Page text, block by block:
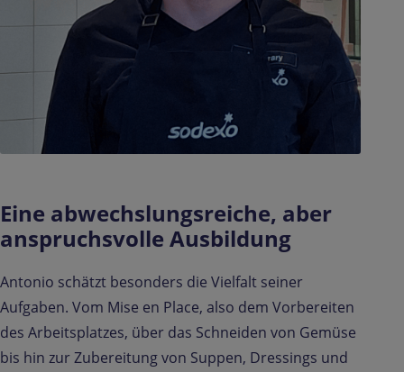
Eine abwechslungsreiche, aber
anspruchsvolle Ausbildung
Antonio schätzt besonders die Vielfalt seiner
Aufgaben. Vom Mise en Place, also dem Vorbereiten
des Arbeitsplatzes, über das Schneiden von Gemüse
bis hin zur Zubereitung von Suppen, Dressings und